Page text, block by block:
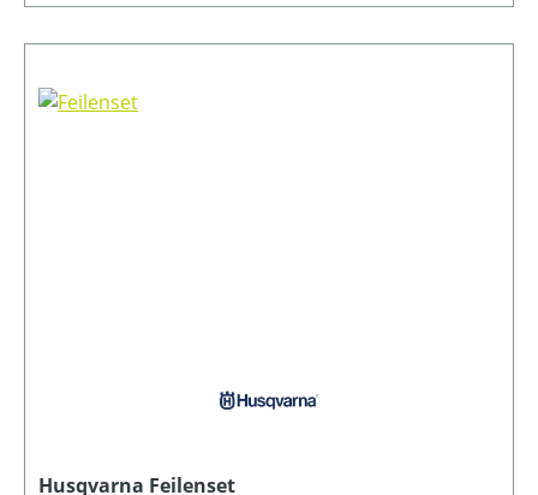
Husqvarna Feilenset